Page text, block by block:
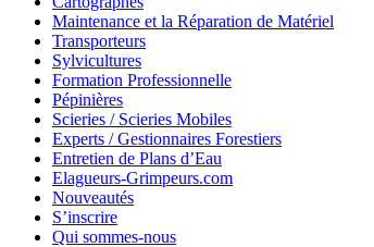
Maintenance et la Réparation de Matériel
Transporteurs
Sylvicultures
Formation Professionnelle
Pépinières
Scieries / Scieries Mobiles
Experts / Gestionnaires Forestiers
Entretien de Plans d’Eau
Elagueurs-Grimpeurs.com
Nouveautés
S’inscrire
Qui sommes-nous